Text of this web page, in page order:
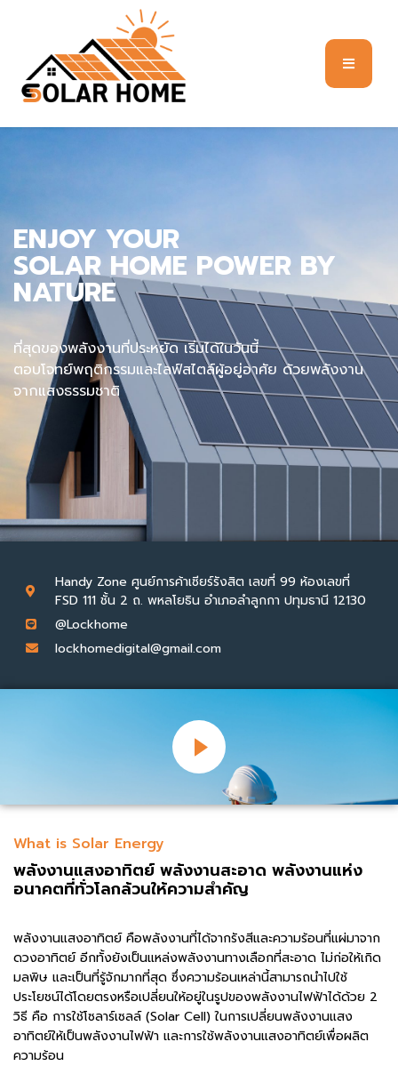
ENJOY YOUR
SOLAR HOME POWER BY
NATURE
ที่สุดของพลังงานที่ประหยัด เริ่มได้ในวันนี้
ตอบโจทย์พฤติกรรมและไลฟ์สไตล์ผู้อยู่อาศัย ด้วยพลังงาน
จากแสงธรรมชาติ
Handy Zone ศูนย์การค้าเซียร์รังสิต เลขที่ 99 ห้องเลขที่
FSD 111 ชั้น 2 ถ. พหลโยธิน อำเภอลำลูกกา ปทุมธานี 12130
@Lockhome
lockhomedigital@gmail.com
What is Solar Energy
พลังงานแสงอาทิตย์ พลังงานสะอาด พลังงานแห่ง
อนาคตที่ทั่วโลกล้วนให้ความสำคัญ
พลังงานแสงอาทิตย์ คือพลังงานที่ได้จากรังสีและความร้อนที่แผ่มาจาก
ดวงอาทิตย์ อีกทั้งยังเป็นแหล่งพลังงานทางเลือกที่สะอาด ไม่ก่อให้เกิด
มลพิษ และเป็นที่รู้จักมากที่สุด ซึ่งความร้อนเหล่านี้สามารถนำไปใช้
ประโยชน์ได้โดยตรงหรือเปลี่ยนให้อยู่ในรูปของพลังงานไฟฟ้าได้ด้วย 2
วิธี คือ การใช้โซลาร์เซลล์ (Solar Cell) ในการเปลี่ยนพลังงานแสง
อาทิตย์ให้เป็นพลังงานไฟฟ้า และการใช้พลังงานแสงอาทิตย์เพื่อผลิต
ความร้อน